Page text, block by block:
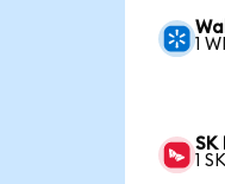
1
SK
1